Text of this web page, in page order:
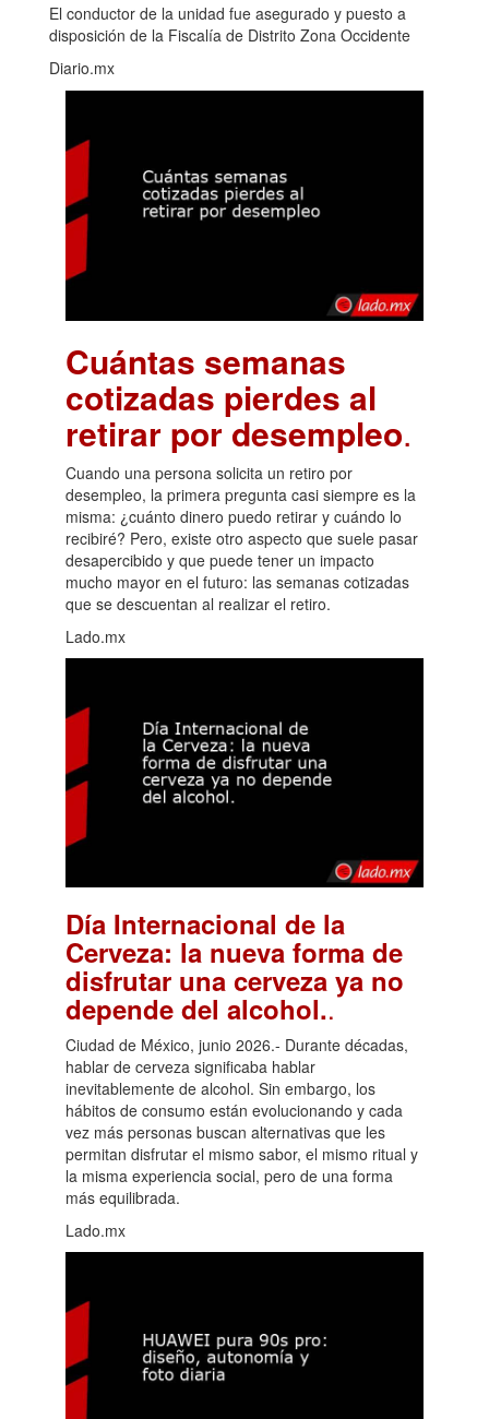
El conductor de la unidad fue asegurado y puesto a
disposición de la Fiscalía de Distrito Zona Occidente
Diario.mx
Cuántas semanas
cotizadas pierdes al
retirar por desempleo.
Cuando una persona solicita un retiro por
desempleo, la primera pregunta casi siempre es la
misma: ¿cuánto dinero puedo retirar y cuándo lo
recibiré? Pero, existe otro aspecto que suele pasar
desapercibido y que puede tener un impacto
mucho mayor en el futuro: las semanas cotizadas
que se descuentan al realizar el retiro.
Lado.mx
Día Internacional de la
Cerveza: la nueva forma de
disfrutar una cerveza ya no
depende del alcohol..
Ciudad de México, junio 2026.- Durante décadas,
hablar de cerveza significaba hablar
inevitablemente de alcohol. Sin embargo, los
hábitos de consumo están evolucionando y cada
vez más personas buscan alternativas que les
permitan disfrutar el mismo sabor, el mismo ritual y
la misma experiencia social, pero de una forma
más equilibrada.
Lado.mx